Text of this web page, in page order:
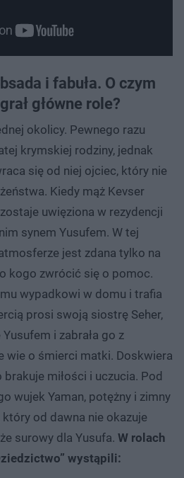
i fabuła. O czym
główne role?
okolicy. Pewnego razu
krymskiej rodziny, jednak
się od niej ojciec, który nie
Kiedy mąż Kevser
uwięziona w rezydencji
synem Yusufem. W tej
jest zdana tylko na
kogo zwrócić się o pomoc.
wypadkowi w domu i trafia
prosi swoją siostrę Seher,
i zabrała go z
wie o śmierci matki. Doskwiera
miłości i uczucia. Pod
wujek Yaman, potężny i zimny
który od dawna nie okazuje
surowy dla Yusufa. W rolach
wystąpili: